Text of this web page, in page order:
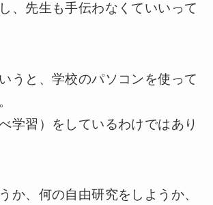
、先生も手伝わなくていいって
うと、学校のパソコンを使って
学習）をしているわけではあり
か、何の自由研究をしようか、